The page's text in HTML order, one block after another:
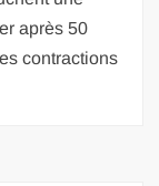
après 50
contractions